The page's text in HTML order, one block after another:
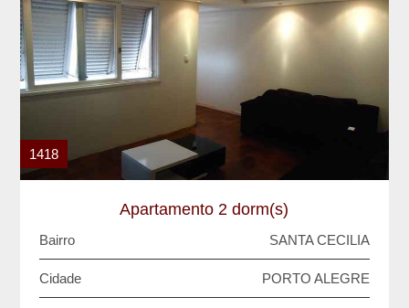
1418
Apartamento 2 dorm(s)
Bairro SANTA CECILIA
Cidade PORTO ALEGRE